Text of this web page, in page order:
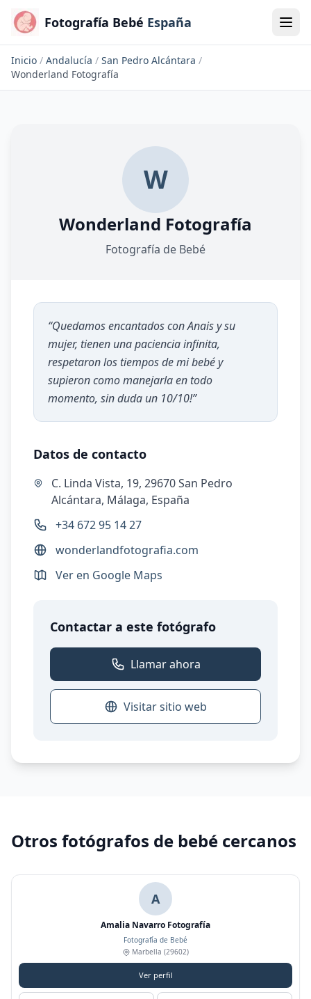
Fotografía Bebé España
Inicio / Andalucía / San Pedro Alcántara /
Wonderland Fotografía
W
Wonderland Fotografía
Fotografía de Bebé
“Quedamos encantados con Anais y su
mujer, tienen una paciencia infinita,
respetaron los tiempos de mi bebé y
supieron como manejarla en todo
momento, sin duda un 10/10!”
Datos de contacto
C. Linda Vista, 19, 29670 San Pedro
Alcántara, Málaga, España
+34 672 95 14 27
wonderlandfotografia.com
Ver en Google Maps
Contactar a este fotógrafo
Llamar ahora
Visitar sitio web
Otros fotógrafos de bebé cercanos
A
Amalia Navarro Fotografía
Fotografía de Bebé
Marbella (29602)
Ver perfil